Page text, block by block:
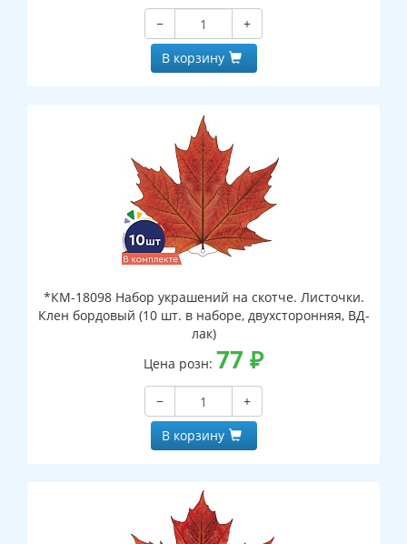
−
+
В корзину
*КМ-18098 Набор украшений на скотче. Листочки.
Клен бордовый (10 шт. в наборе, двухсторонняя, ВД-
лак)
Цена розн: 77 ₽
−
+
В корзину